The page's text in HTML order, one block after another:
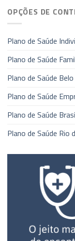
OPÇÕES DE
Plano de Saúde
Plano de Saúde
Plano de Saúde
Plano de Saúde
Plano de Saúde
Plano de Saúde Rio